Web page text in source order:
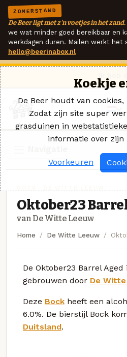
ZOMERSTAND
De Beer ligt met z'n voetjes in het zand.
we wat minder goed bereikbaar en
werkdagen duren. Mailen werkt het
hello@beerinabox.nl
Oktober23
van De Witte Leeuw
Home De Witte Leeuw
De Oktober23 Barrel
gebrouwen door De
Deze Bock heeft een
6.0%. De bierstijl Bock
Duitsland.
Koekje
De Beer houdt van
Zodat zijn site super
grasduinen in
informatie over zijn
Voorkeuren